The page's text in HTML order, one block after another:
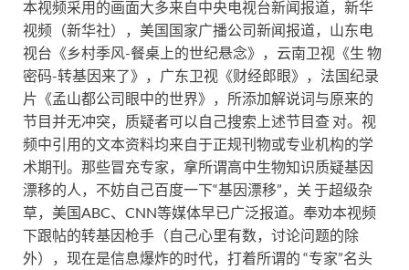
本视频采用的画面大多来自中央电视台新闻报道，新华
视频（新华社），美国国家广播公司新闻报道，山东电
视台《乡村季风-餐桌上的世纪悬念》，云南卫视《生 物
密码-转基因来了》，广东卫视《财经郎眼》，法国纪录
片《孟山都公司眼中的世界》，所添加解说词与原来的
节目并无冲突，质疑者可以自己搜索上述节目查 对。视
频中引用的文本资料均来自于正规刊物或专业机构的学
术期刊。那些冒充专家，拿所谓高中生物知识质疑基因
漂移的人，不妨自己百度一下“基因漂移”，关 于超级杂
草，美国ABC、CNN等媒体早已广泛报道。奉劝本视频
下跟帖的转基因枪手（自己心里有数，讨论问题的除
外），现在是信息爆炸的时代，打着所谓的 “专家”名头